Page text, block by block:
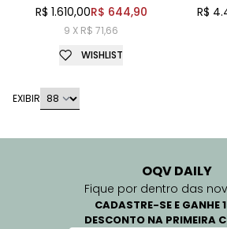
R$ 1.610,00R$ 644,90
9 X R$ 71,66
WISHLIST
R$
EXIBIR
OQV DAILY
Fique por dentro das
CADASTRE-SE E GANHE
DESCONTO NA PRIMEIRA